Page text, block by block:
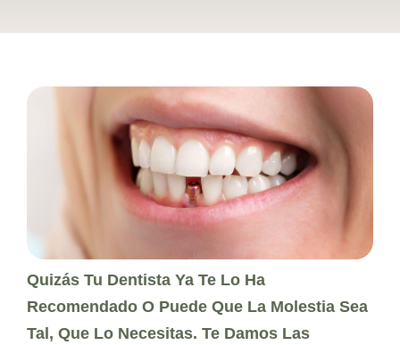
Quizás Tu Dentista Ya Te Lo Ha
Recomendado O Puede Que La Molestia Sea
Tal, Que Lo Necesitas. Te Damos Las